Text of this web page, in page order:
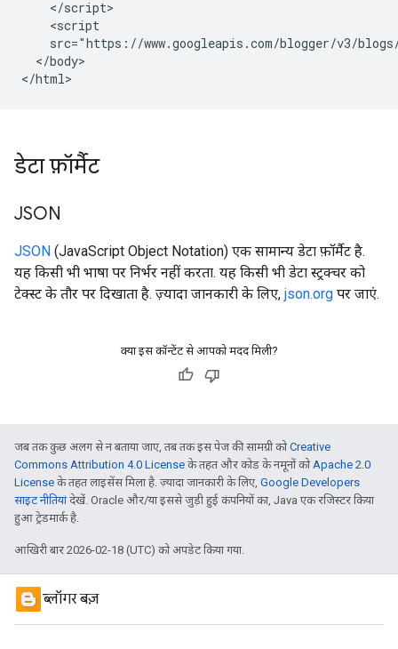
    </script>
    <script
src="https://www.googleapis.com/blogger/v3/
  </body>
</html>
डेटा फ़ॉर्मैट
JSON
JSON (JavaScript Object Notation) एक सामान्य डेटा फ़ॉर्मैट है.
यह किसी भी भाषा पर निर्भर नहीं करता. यह किसी भी डेटा स्ट्रक्चर को
टेक्स्ट के तौर पर दिखाता है. ज़्यादा जानकारी के लिए, json.org पर जाएं.
क्या इस कॉन्टेंट से आपको मदद मिली?
जब तक कुछ अलग से न बताया जाए, तब तक इस पेज की सामग्री कोCreative
Commons Attribution 4.0 License के तहत और कोड के नमूनों को Apache 2.0
License के तहत लाइसेंस मिला है. ज़्यादा जानकारी के लिए, Google Developers
साइट नीतियांदेखें. Oracle और/या इससे जुड़ी हुई कंपनियों का, Java एक रजिस्टर किया
हुआ ट्रेडमार्क है.
आखिरी बार 2026-02-18 (UTC) को अपडेट किया गया.
ब्लॉगर बज़